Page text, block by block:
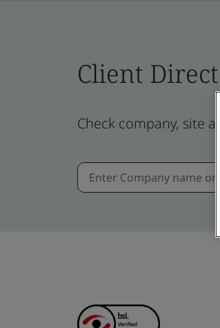
Client
Check company, site